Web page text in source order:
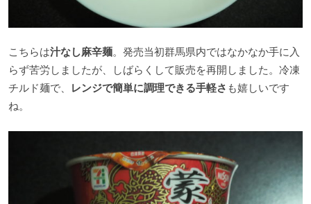
こちらは汁なし麻辛麺。発売当初群馬県内ではなかなか手に入
らず苦労しましたが、しばらくして販売を再開しました。冷凍
チルド麺で、
レンジで簡単に調理できる手軽さ も嬉しいです
ね。